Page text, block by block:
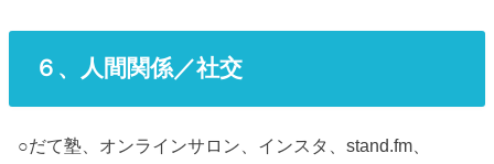
６、人間関係／社交
○だて塾、オンラインサロン、インスタ、stand.fm、